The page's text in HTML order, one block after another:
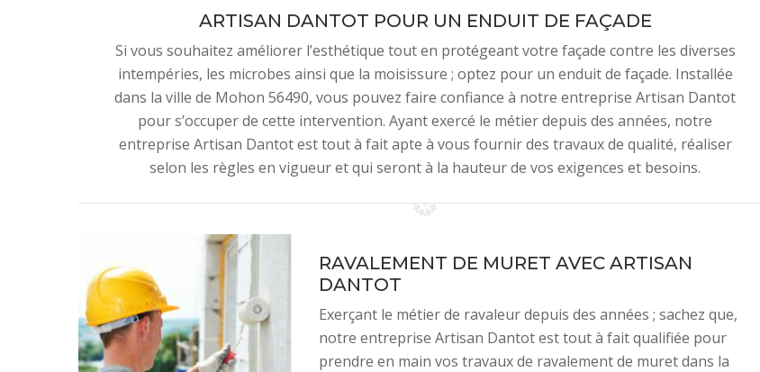
ARTISAN DANTOT POUR UN ENDUIT DE FAÇADE
Si vous souhaitez améliorer l’esthétique tout en protégeant votre façade contre les diverses
intempéries, les microbes ainsi que la moisissure ; optez pour un enduit de façade. Installée
dans la ville de Mohon 56490, vous pouvez faire confiance à notre entreprise Artisan Dantot
pour s’occuper de cette intervention. Ayant exercé le métier depuis des années, notre
entreprise Artisan Dantot est tout à fait apte à vous fournir des travaux de qualité, réaliser
selon les règles en vigueur et qui seront à la hauteur de vos exigences et besoins.
RAVALEMENT DE MURET AVEC ARTISAN
DANTOT
Exerçant le métier de ravaleur depuis des années ; sachez que,
notre entreprise Artisan Dantot est tout à fait qualifiée pour
prendre en main vos travaux de ravalement de muret dans la